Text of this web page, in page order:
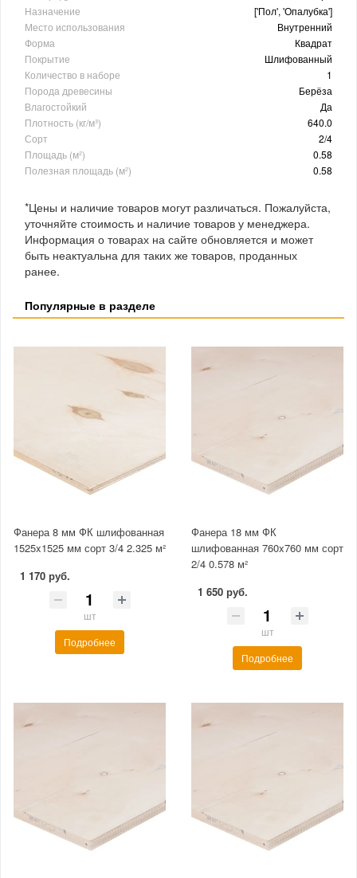
Назначение
['Пол', 'Опалубка']
Место использования
Внутренний
Форма
Квадрат
Покрытие
Шлифованный
Количество в наборе
1
Порода древесины
Берёза
Влагостойкий
Да
Плотность (кг/м³)
640.0
Сорт
2/4
Площадь (м²)
0.58
Полезная площадь (м²)
0.58
*Цены и наличие товаров могут различаться. Пожалуйста,
уточняйте стоимость и наличие товаров у менеджера.
Информация о товарах на сайте обновляется и может
быть неактуальна для таких же товаров, проданных
ранее.
Популярные в разделе
Фанера 8 мм ФК шлифованная
1525x1525 мм сорт 3/4 2.325 м²
1 170 руб.
шт
Подробнее
Фанера 18 мм ФК
шлифованная 760x760 мм сорт
2/4 0.578 м²
1 650 руб.
шт
Подробнее